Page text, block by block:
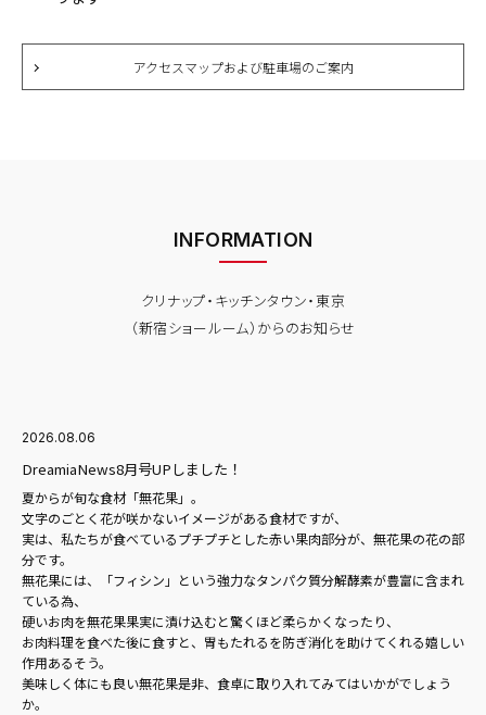
アクセスマップおよび駐車場のご案内
INFORMATION
クリナップ・キッチンタウン・東京
（新宿ショールーム）からのお知らせ
2026.08.06
DreamiaNews8月号UPしました！
夏からが旬な食材「無花果」。
文字のごとく花が咲かないイメージがある食材ですが、
実は、私たちが食べているプチプチとした赤い果肉部分が、無花果の花の部
分です。
無花果には、「フィシン」という強力なタンパク質分解酵素が豊富に含まれ
ている為、
硬いお肉を無花果果実に漬け込むと驚くほど柔らかくなったり、
お肉料理を食べた後に食すと、胃もたれるを防ぎ消化を助けてくれる嬉しい
作用あるそう。
美味しく体にも良い無花果是非、食卓に取り入れてみてはいかがでしょう
か。